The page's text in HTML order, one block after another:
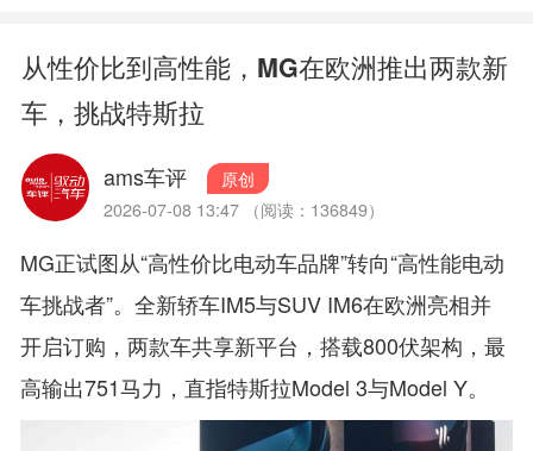
从性价比到高性能，MG在欧洲推出两款新
车，挑战特斯拉
ams车评
原创
2026-07-08 13:47 （阅读：136849）
MG正试图从“高性价比电动车品牌”转向“高性能电动
车挑战者”。全新轿车IM5与SUV IM6在欧洲亮相并
开启订购，两款车共享新平台，搭载800伏架构，最
高输出751马力，直指特斯拉Model 3与Model Y。